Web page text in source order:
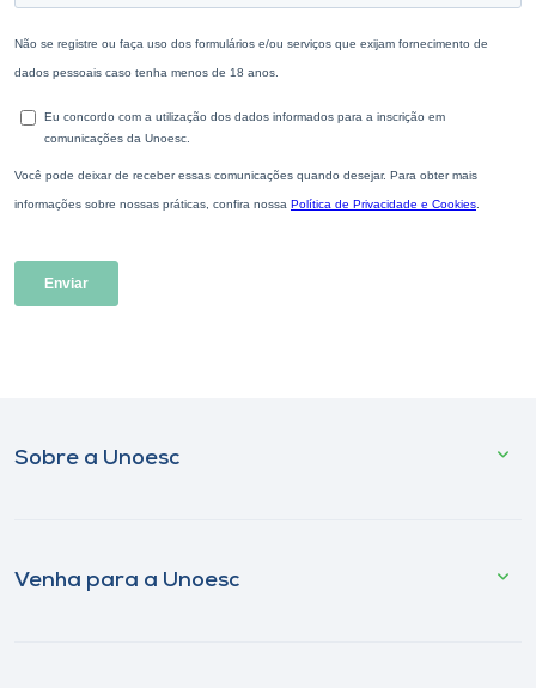
Sobre a Unoesc
Venha para a Unoesc